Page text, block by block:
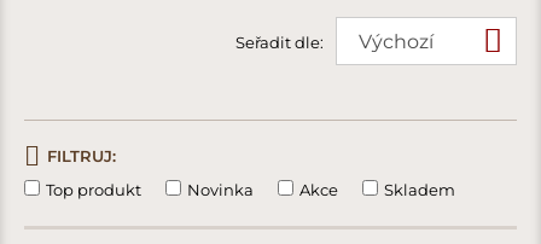
Seřadit dle:
FILTRUJ:
Top produkt
Novinka Akce Skladem